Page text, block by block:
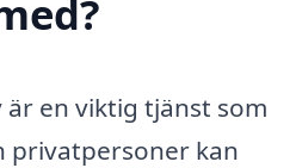
en viktig tjänst som
privatpersoner kan